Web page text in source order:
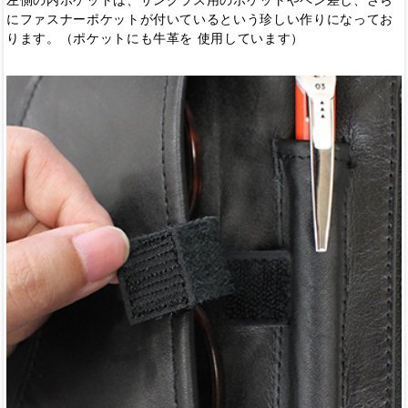
にファスナーポケットが付いているという珍しい作りになってお
ります。（ポケットにも牛革を 使用しています）